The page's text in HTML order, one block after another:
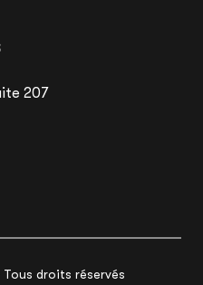
207
droits réservés